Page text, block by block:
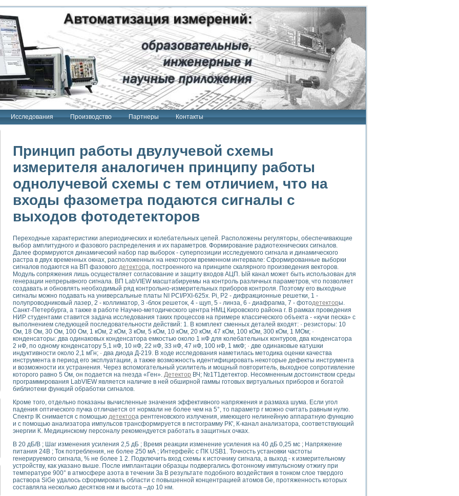
Исследования Производство Партнеры Контакты
"Сигнал-USB"
Интроскан
система
USB"
терапии серии СКАН
тензометрия и т.п.)
измерения параметров дизельных двигателей типа В-46
тяговых электродвигателей электровоза на базе устройств National Instruments
инструментов
элементной базы машин
module для моделирования электромагнитных процессов с целью отладки систем управления электрооборудованием на электроподвижном составе
скорости подвижного состава для тренажера машиниста состава
исследований в гиперзвуковых аэродинамических трубах
Nl SCXI для ультразвуковых контрольно-измерительных систем
сварных швов металлоконструкций
зрения в составе системы управления движением экраноплана
системы для лабораторных испытаний материалов методом акустической эмиссии
комплекс аппаратуры для определения тепловых и электрических характеристик и параметров силовых полупроводниковых приборов
процессов ДВС в динамических режимах
систем передачи данных
для исследования АЧХ и ФЧХ активных фильтров
для исследования параметров двухполюсников резонансным методом
операционных усилителей с применением аппаратно-программных средств NATIONAL INSTRUMENTS
на основе цифровой обработки выборок мгновенных значений
выравнивания электрических каналов
компенсации эхо-сигналов
математического моделирования сверхширокополосного стробоскопического осциллографа и исследования методов расширения его полосы
измерителя ВАХ фотоэлементов на базе виртуальных средств измерений
генератора сигналов - имитатора джиттера и измерителя параметров джиттера
исследование линейных антенн и антенных решеток в учебной лаборатории средствами LabVIEW
Принцип работы двулучевой схемы
измерителя аналогичен принципу работы
однолучевой схемы с тем отличием, что на
входы фазометра подаются сигналы с
выходов фотодетекторов
Переходные характеристики апериодических и колебательных цепей. Расположены регуляторы, обеспечивающие
выбор амплитудного и фазового распределения и их параметров. Формирование радиотехнических сигналов.
Далее формируются динамический набор пар выборок - суперпозиции исследуемого сигнала и динамического
растра в двух временных окнах, расположенных на некотором временном интервале: Сформированные выборки
сигналов подаются на ВП фазового детектора, построенного на принципе скалярного произведения векторов.
Модуль сопряжения лишь осуществляет согласование и защиту входов АЦП. Ый канал может быть использован для
генерации непрерывного сигнала. ВП LabVIEW масштабируемы на контроль различных параметров, что позволяет
создавать и обновлять необходимый ряд контрольно-измерительных приборов контроля. Поэтому его выходные
сигналы можно подавать на универсальные платы NI PCI/PXI-625x. Pi, P2 - дифракционные решетки, 1 -
полупроводниковый лазер, 2 - коллиматор, 3 -блок решеток, 4 - щуп, 5 - линза, 6 - диафрагма, 7 - фотодетекторы.
Санкт-Петербурга, а также в работе Научно-методического центра НМЦ Кировского района г. В рамках проведения
НИР студентами ставится задача исследования таких процессов на примере классического объекта - «кучи песка» с
выполнением следующей последовательности действий: 1. В комплект сменных деталей входят: · резисторы: 10
Ом, 18 Ом, 30 Ом, 100 Ом, 1 кОм, 2 кОм, 3 кОм, 5 кОм, 10 кОм, 20 кОм, 47 кОм, 100 кОм, 300 кОм, 1 МОм; ·
конденсаторы: два одинаковых конденсатора емкостью около 1 нФ для колебательных контуров, два конденсатора
2 нФ, по одному конденсатору 5,1 нФ, 10 нФ, 22 нФ, 33 нФ, 47 нФ, 100 нФ, 1 мкФ; · две одинаковые катушки
индуктивности около 2,1 мГн; · два диода Д-219. В ходе исследования наметилась методика оценки качества
инструмента в период его эксплуатации, а также возможность идентифицировать некоторые дефекты инструмента
и возможности их устранения. Через вспомогательный усилитель и мощный повторитель, выходное сопротивление
которого равно 5 Ом, он подается на гнезда «Ген». Детектор ВЧ; №1Т1детектор. Несомненным достоинством среды
программирования LabVIEW является наличие в ней обширной гаммы готовых виртуальных приборов и богатой
библиотеки функций обработки сигналов.
Кроме того, отдельно показаны вычисленные значения эффективного напряжения и размаха шума. Если угол
падения оптического пучка отличается от нормали не более чем на 5°, то параметр r можно считать равным нулю.
Спектр IК снимается с помощью детектора рентгеновского излучения, имеющего нелинейную аппаратную функцию
и с помощью анализатора импульсов трансформируется в гистограмму РК', К-канал анализатора, соответствующий
энергии К. Медицинскому персоналу рекомендуется работать в защитных очках.
B 20 дБ/В ; Шаг изменения усиления 2,5 дБ ; Время реакции изменение усиления на 40 дБ 0,25 мс ; Напряжение
питания 24В ; Ток потребления, не более 250 мА ; Интерфейс с ПК USB1. Точность установки частоты
генерируемого сигнала, % не более 1 2. Подключить вход схемы к источнику сигнала, а выход - к измерительному
устройству, как указано выше. После имплантации образцы подвергались фотонному импульсному отжигу при
температуре 900° в атмосфере азота в течении За В результате подобного воздействия в тонком слое твердого
раствора SiGe удалось сформировать области с повышенной концентрацией атомов Ge, протяженность которых
составляла несколько десятков нм и высота –до 10 нм.